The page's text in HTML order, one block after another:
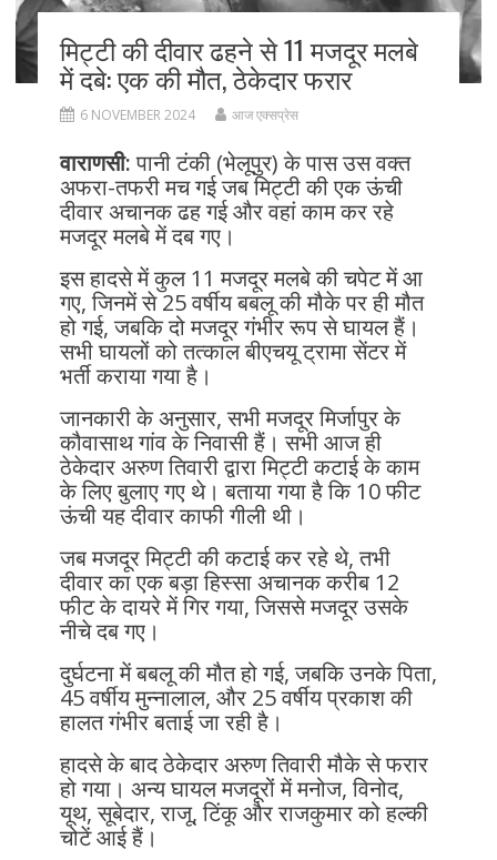
मिट्टी की दीवार ढहने से 11 मजदूर मलबे
में दबे: एक की मौत, ठेकेदार फरार
6 NOVEMBER 2024 आज एक्सप्रेस
वाराणसी:पानी टंकी (भेलूपुर) के पास उस वक्त
अफरा-तफरी मच गई जब मिट्टी की एक ऊंची
दीवार अचानक ढह गई और वहां काम कर रहे
मजदूर मलबे में दब गए।
इस हादसे में कुल 11 मजदूर मलबे की चपेट में आ
गए, जिनमें से 25 वर्षीय बबलू की मौके पर ही मौत
हो गई, जबकि दो मजदूर गंभीर रूप से घायल हैं।
सभी घायलों को तत्काल बीएचयू ट्रामा सेंटर में
भर्ती कराया गया है।
जानकारी के अनुसार, सभी मजदूर मिर्जापुर के
कौवासाथ गांव के निवासी हैं। सभी आज ही
ठेकेदार अरुण तिवारी द्वारा मिट्टी कटाई के काम
के लिए बुलाए गए थे। बताया गया है कि 10 फीट
ऊंची यह दीवार काफी गीली थी।
जब मजदूर मिट्टी की कटाई कर रहे थे, तभी
दीवार का एक बड़ा हिस्सा अचानक करीब 12
फीट के दायरे में गिर गया, जिससे मजदूर उसके
नीचे दब गए।
दुर्घटना में बबलू की मौत हो गई, जबकि उनके पिता,
45 वर्षीय मुन्नालाल, और 25 वर्षीय प्रकाश की
हालत गंभीर बताई जा रही है।
हादसे के बाद ठेकेदार अरुण तिवारी मौके से फरार
हो गया। अन्य घायल मजदूरों में मनोज, विनोद,
यूथ, सूबेदार, राजू, टिंकू और राजकुमार को हल्की
चोटें आई हैं।